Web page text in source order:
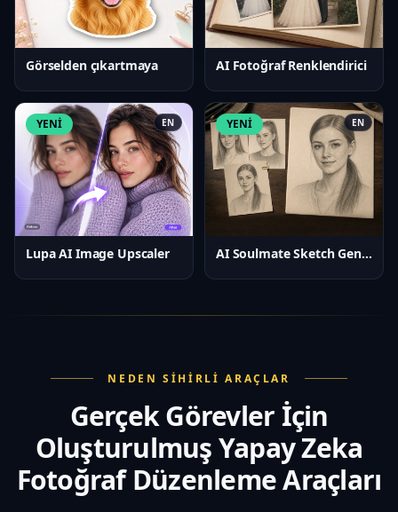
Görselden çıkartmaya AI Fotoğraf Renklendirici
YENİ EN
Lupa AI Image Upscaler
YENİ EN
AI Soulmate Sketch Generator
NEDEN SIHIRLI ARAÇLAR
Gerçek Görevler İçin
Oluşturulmuş Yapay Zeka
Fotoğraf Düzenleme Araçları